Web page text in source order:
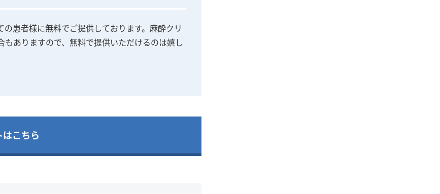
患者様に無料でご提供しております。麻酔クリ
ありますので、無料で提供いただけるのは嬉し
こちら